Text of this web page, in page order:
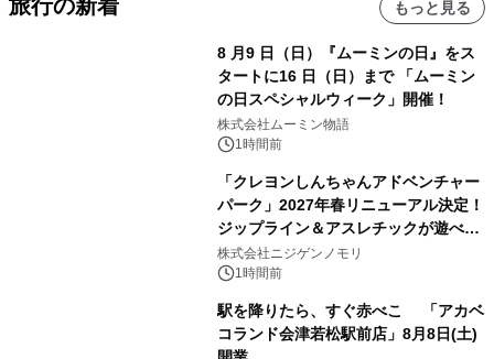
旅行の新着 もっと見る
8 月9 日（日）『ムーミンの日』をス
タートに16 日（日）まで 「ムーミン
の日スペシャルウィーク」開催！
株式会社ムーミン物語
1時間前
「クレヨンしんちゃんアドベンチャー
パーク」2027年春リニューアル決定！
ジップライン＆アスレチックが遊べる
のは今年が最後！ 「ラスト！ドキがム
ネムネ～大作戦！」始動
株式会社ニジゲンノモリ
1時間前
駅を降りたら、すぐ赤べこ 「アカベ
コランド会津若松駅前店」8月8日(土)